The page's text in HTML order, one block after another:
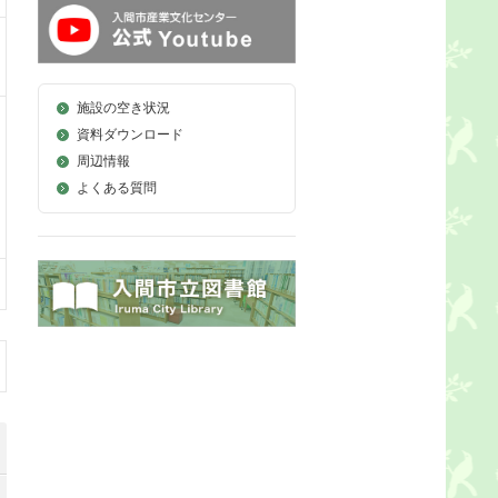
施設の空き状況
資料ダウンロード
周辺情報
よくある質問